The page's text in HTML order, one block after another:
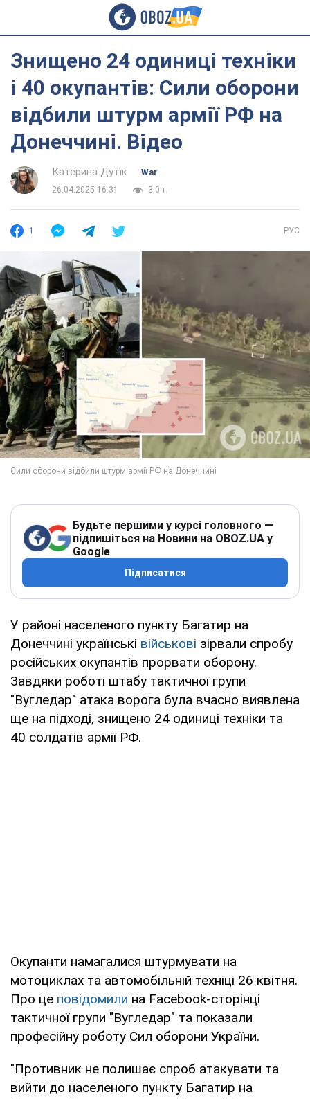
Знищено 24 одиниці техніки
і 40 окупантів: Сили оборони
відбили штурм армії РФ на
Донеччині. Відео
Катерина Дутік
War
26.04.2025 16:31
3,0 т.
1 РУС
Будьте першими у курсі головного —
підпишіться на Новини на OBOZ.UA у
Google
Підписатися
У районі населеного пункту Багатир на
Донеччині українські військові зірвали спробу
російських окупантів прорвати оборону.
Завдяки роботі штабу тактичної групи
"Вугледар" атака ворога була вчасно виявлена
ще на підході, знищено 24 одиниці техніки та
40 солдатів армії РФ.
Окупанти намагалися штурмувати на
мотоциклах та автомобільній техніці 26 квітня.
Про це повідомили на Facebook-сторінці
тактичної групи "Вугледар" та показали
професійну роботу Сил оборони України.
"Противник не полишає спроб атакувати та
вийти до населеного пункту Багатир на